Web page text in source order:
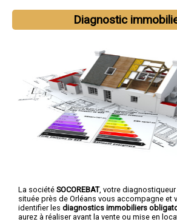
Diagnostic
La société SOCOREBAT, votre
située près de Orléans vous accompagne et
identifier les diagnostics immobiliers
aurez à réaliser avant la vente ou mise en